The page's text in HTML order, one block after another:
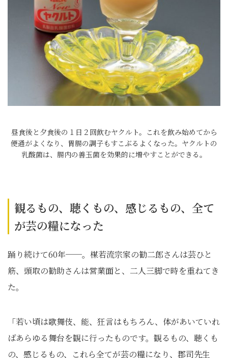
昼食後と夕食後の１日２回飲むヤクルト。これを飲み始めてから
便通がよくなり、胃腸の調子もすこぶるよくなった。ヤクルトの
乳酸菌は、腸内の善玉菌を効果的に増やすことができる。
観るもの、聴くもの、感じるもの、全て
が芸の糧になった
踊り続けて60年──。楳若流宗家の勧二郎さんは芸ひと
筋、頭取の勧助さんは営業面と、二人三脚で時を重ねてき
た。
「若い頃は歌舞伎、能、狂言はもちろん、体があいていれ
ばあらゆる舞台を観に行ったものです。観るもの、聴くも
の、感じるもの、これら全てが芸の糧になり、郡司先生